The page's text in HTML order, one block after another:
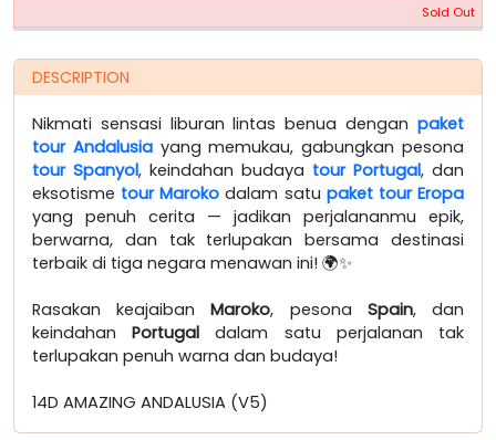
Sold Out
DESCRIPTION
Nikmati sensasi liburan lintas benua dengan paket
tour Andalusiayang memukau, gabungkan pesona
tour Spanyol, keindahan budaya tour Portugal, dan
eksotisme tour Maroko dalam satu paket tour Eropa
yang penuh cerita — jadikan perjalananmu epik,
berwarna, dan tak terlupakan bersama destinasi
terbaik di tiga negara menawan ini! 🌍✨
Rasakan keajaibanMaroko, pesona Spain, dan
keindahanPortugal dalam satu perjalanan tak
terlupakan penuh warna dan budaya!
14D AMAZING ANDALUSIA (V5)